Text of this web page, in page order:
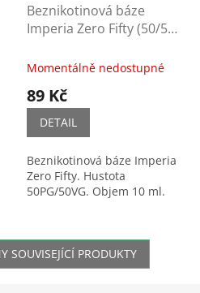
Beznikotinová báze
Imperia Zero Fifty (50/50)
Momentálně nedostupné
89 Kč
DETAIL
Beznikotinová báze Imperia
Zero Fifty. Hustota
50PG/50VG. Objem 10 ml.
SOUVISEJÍCÍ PRODUKTY